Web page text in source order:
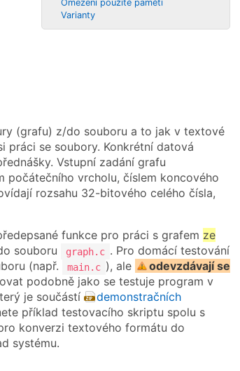
Omezení použité paměti
Varianty
(grafu) z/do souboru a to jak v textové
práci se soubory. Konkrétní datová
Vstupní zadání grafu
počátečního vrcholu, číslem koncového
rozsahu 32-bitového celého čísla,
funkce pro práci s grafem ze
souboru graph.c . Pro domácí testování
(např. main.c ), ale
odevzdávají se
podobně jako se testuje program v
je součástí
demonstračních
příklad testovacího skriptu spolu s
konverzi textového formátu do
systému.